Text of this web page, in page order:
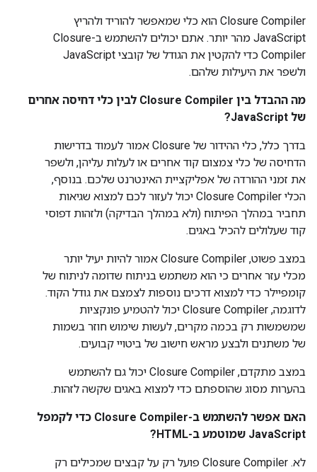
‫Closure Compiler הוא כלי שמאפשר להוריד ולהריץ
JavaScript מהר יותר. אתם יכולים להשתמש ב-Closure
Compiler כדי להקטין את הגודל של קובצי JavaScript
ולשפר את היעילות שלהם.
מה ההבדל בין Closure Compiler לבין כלי דחיסה אחרים
של JavaScript?
בדרך כלל, כלי ההידור של Closure אמור לעמוד בדרישות
הדחיסה של כלי צמצום קוד אחרים או לעלות עליהן, ולשפר
את זמני ההורדה של אפליקציית האינטרנט שלכם. בנוסף,
הכלי Closure Compiler יכול לעזור לכם למצוא שגיאות
תחביר במהלך הפיתוח (ולא במהלך הבדיקה) ולזהות דפוסי
קוד שעלולים להכיל באגים.
במצב פשוט, Closure Compiler אמור להיות יעיל יותר
מכלי עזר אחרים כי הוא משתמש בניתוח שדומה לניתוח של
קומפיילר כדי למצוא דרכים נוספות לצמצם את גודל הקוד.
לדוגמה, Closure Compiler יכול להטמיע פונקציות
שמשמשות רק בכמה מקרים, לעשות שימוש חוזר בשמות
של משתנים ולבצע מראש חישוב של ביטויי קבועים.
במצב מתקדם, Closure Compiler יכול גם להשתמש
בהערות מסוג שהוספתם כדי למצוא באגים שקשה לזהות.
האם אפשר להשתמש ב-Closure Compiler כדי לקמפל
JavaScript שמוטמע ב-HTML?
לא. Closure Compiler פועל רק על קבצים שמכילים רק